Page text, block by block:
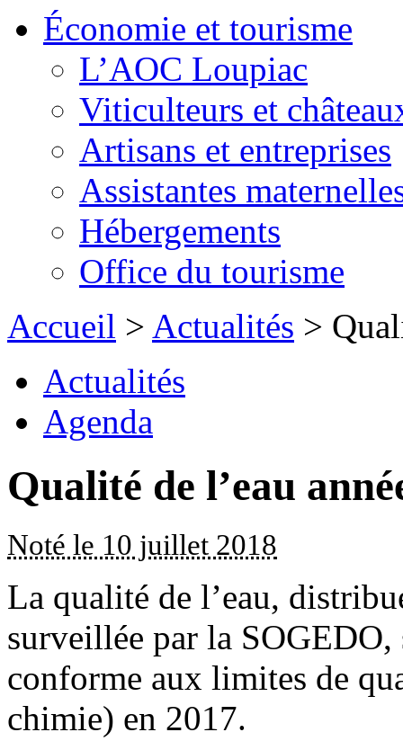
Économie et tourisme
L’AOC Loupiac
Viticulteurs et
Artisans et entreprises
Assistantes
Hébergements
Office du tourisme
Accueil > Actualités >
Actualités
Agenda
Qualité de l’eau
Noté le 10 juillet 2018
La qualité de l’eau,
surveillée par la
conforme aux limites de
chimie) en 2017.